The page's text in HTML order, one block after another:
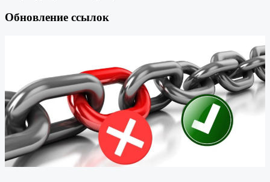
Обновление ссылок